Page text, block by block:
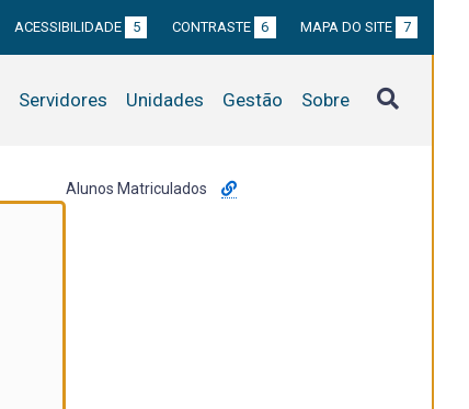
ACESSIBILIDADE 5 CONTRASTE 6 MAPA DO SITE 7
Servidores Unidades Gestão Sobre
Alunos Matriculados